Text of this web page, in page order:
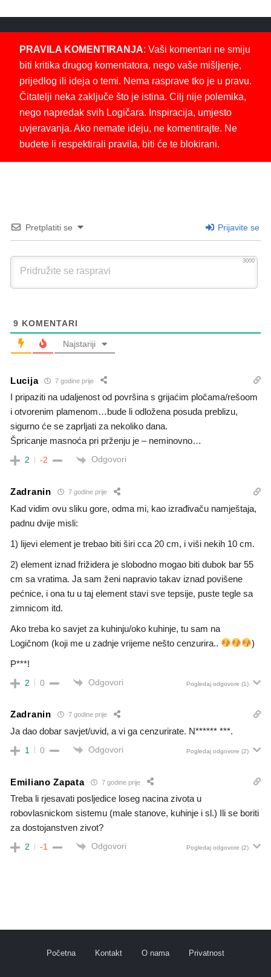
PRAVILA KOMENTIRANJA: Vaši komentari ne smiju
biti kritika drugog komentatora, nego vaše mišljenje,
prijedlog ili ideja o temi. Nema rasprave tko je u pravu.
Čitatelji neka zaključe što je istina. Cilj nije polemika,
nego napredak svih Logičara. Inspiracija, umjesto
uvjeravanja. Ako nemate ideju, ne komentirajte. Ne
budete li respektirali pravila, biti će te blokirani.
Pretplatiti se Prijavite se
3000
9 KOMENTARI
Najstariji
Lucija 7 godine prije
I pripaziti na udaljenost od površina s grijaćim pločama/rešoom
i otvorenim plamenom…bude li odložena posuda preblizu,
sigurno će se zaprljati za nekoliko dana.
Špricanje masnoća pri prženju je – neminovno…
2 -2 Odgovori
Zadranin 7 godine prije
Kad vidim ovu sliku gore, odma mi, kao izrađivaču namještaja,
padnu dvije misli:
1) lijevi element je trebao biti širi cca 20 cm, i viši nekih 10 cm.
2) element iznad frižidera je slobodno mogao biti dubok bar 55
cm sa vratima. Ja sam ženi napravio takav iznad povišene
pećnice, i ona tu u taj element stavi sve tepsije, puste tegle sa
zimnicom itd.
Ako treba ko savjet za kuhinju/oko kuhinje, tu sam na
Logičnom (koji me u zadnje vrijeme nešto cenzurira..
)
P***!
2 0 Odgovori Pogledaj odgovore (1)
Zadranin 7 godine prije
Ja dao dobar savjet/uvid, a vi ga cenzurirate. N****** ***.
1 0 Odgovori Pogledaj odgovore (2)
Emiliano Zapata 7 godine prije
Treba li rjesavati posljedice loseg nacina zivota u
robovlasnickom sistemu (male stanove, kuhinje i sl.) Ili se boriti
za dostojanstven zivot?
2 -1 Odgovori Pogledaj odgovore (2)
Početna Kontakt O nama Privatnost